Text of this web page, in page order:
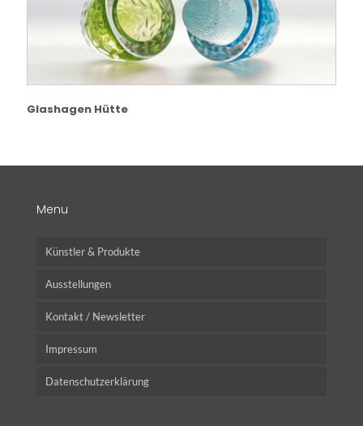
Glashagen Hütte
Menu
Künstler & Produkte
Ausstellungen
Kontakt / Newsletter
Impressum
Datenschutzerklärung